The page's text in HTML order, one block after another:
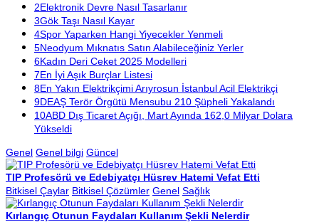
2Elektronik Devre Nasıl Tasarlanır
3Gök Taşı Nasıl Kayar
4Spor Yaparken Hangi Yiyecekler Yenmeli
5Neodyum Mıknatıs Satın Alabileceğiniz Yerler
6Kadın Deri Ceket 2025 Modelleri
7En İyi Aşık Burçlar Listesi
8En Yakın Elektrikçimi Arıyrosun İstanbul Acil Elektrikçi
9DEAŞ Terör Örgütü Mensubu 210 Şüpheli Yakalandı
10ABD Dış Ticaret Açığı, Mart Ayında 162,0 Milyar Dolara
Yükseldi
Genel Genel bilgi Güncel
TIP Profesörü ve Edebiyatçı Hüsrev Hatemi Vefat Etti
Bitkisel Çaylar Bitkisel Çözümler Genel Sağlık
Kırlangıç Otunun Faydaları Kullanım Şekli Nelerdir